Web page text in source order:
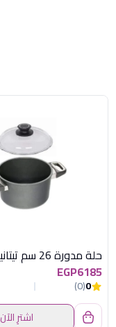
EGP6185
0
(0)
اشترِ الآن